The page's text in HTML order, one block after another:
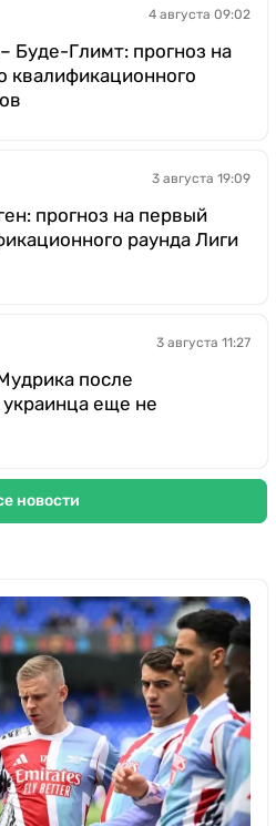
4 августа 09:02
Глимт: прогноз на
квалификационного
3 августа 19:09
прогноз на первый
раунда Лиги
3 августа 11:27
после
еще не
новости